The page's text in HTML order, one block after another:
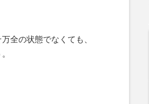
全の状態でなくても、